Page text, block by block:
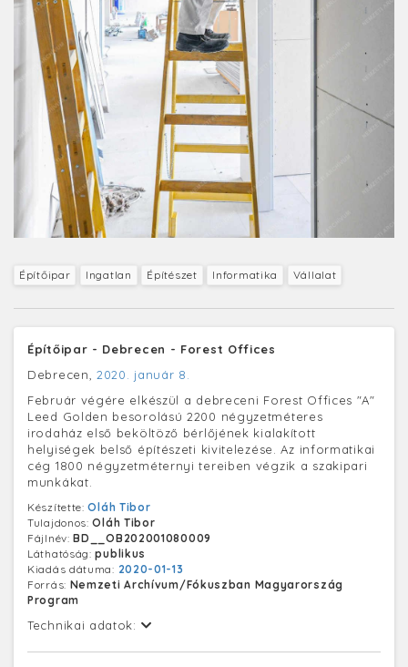
Építőipar Ingatlan Építészet Informatika Vállalat
Építőipar - Debrecen - Forest Offices
Debrecen, 2020. január 8.
Február végére elkészül a debreceni Forest Offices "A"
Leed Golden besorolású 2200 négyzetméteres
irodaház első beköltöző bérlőjének kialakított
helyiségek belső építészeti kivitelezése. Az informatikai
cég 1800 négyzetméternyi tereiben végzik a szakipari
munkákat.
Készítette:Oláh Tibor
Tulajdonos:Oláh Tibor
Fájlnév:BD__OB202001080009
Láthatóság:publikus
Kiadás dátuma: 2020-01-13
Forrás: Nemzeti Archívum/Fókuszban Magyarország
Program
Technikai adatok: